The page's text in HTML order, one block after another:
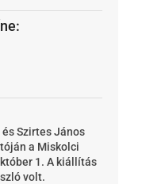
Szirtes János
a Miskolci
1. A kiállítás
volt.